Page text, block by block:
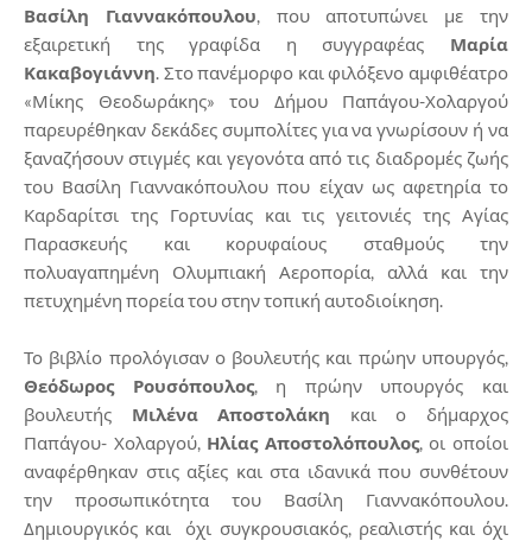
Βασίλη Γιαννακόπουλου, που αποτυπώνει με την
εξαιρετική της γραφίδα η συγγραφέας Μαρία
Κακαβογιάννη. Στο πανέμορφο και φιλόξενο αμφιθέατρο
«Μίκης Θεοδωράκης» του Δήμου Παπάγου-Χολαργού
παρευρέθηκαν δεκάδες συμπολίτες για να γνωρίσουν ή να
ξαναζήσουν στιγμές και γεγονότα από τις διαδρομές ζωής
του Βασίλη Γιαννακόπουλου που είχαν ως αφετηρία το
Καρδαρίτσι της Γορτυνίας και τις γειτονιές της Αγίας
Παρασκευής και κορυφαίους σταθμούς την
πολυαγαπημένη Ολυμπιακή Αεροπορία, αλλά και την
πετυχημένη πορεία του στην τοπική αυτοδιοίκηση.
Το βιβλίο προλόγισαν ο βουλευτής και πρώην υπουργός,
Θεόδωρος Ρουσόπουλος, η πρώην υπουργός και
βουλευτής Μιλένα Αποστολάκη και ο δήμαρχος
Παπάγου- Χολαργού, Ηλίας Αποστολόπουλος, οι οποίοι
αναφέρθηκαν στις αξίες και στα ιδανικά που συνθέτουν
την προσωπικότητα του Βασίλη Γιαννακόπουλου.
Δημιουργικός και όχι συγκρουσιακός, ρεαλιστής και όχι